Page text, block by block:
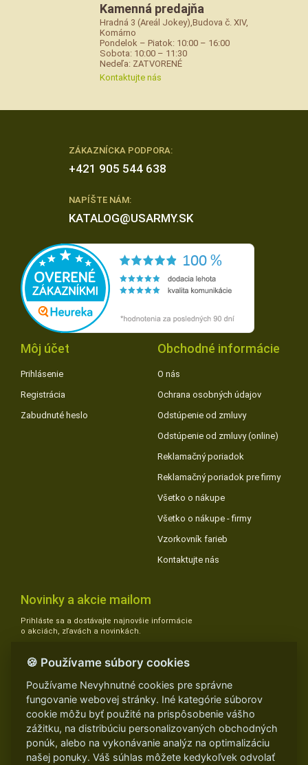
Kamenná predajňa
Hradná 3 (Areál Jokey),Budova č. XIV,
Komárno
Pondelok – Piatok: 10:00 – 16:00
Sobota: 10:00 – 11:30
Nedeľa: ZATVORENÉ
Kontaktujte nás
ZÁKAZNÍCKA PODPORA:
+421 905 544 638
NAPÍŠTE NÁM:
KATALOG@USARMY.SK
Môj účet
Prihlásenie
Registrácia
Zabudnuté heslo
Obchodné informácie
O nás
Ochrana osobných údajov
Odstúpenie od zmluvy
Odstúpenie od zmluvy (online)
Reklamačný poriadok
Reklamačný poriadok pre firmy
Všetko o nákupe
Všetko o nákupe - firmy
Vzorkovník farieb
Kontaktujte nás
Novinky a akcie mailom
Prihláste sa a dostávajte najnovšie informácie
o akciách, zľavách a novinkách.
Áno, súhlasím so zasielaním e-mailov s aktuálnymi zľavami,
akciami a novinkami na môj e-mail a prihlásením udeľujem
SPRACOVANÍM OSOBNÝCH ÚDAJOV PRE ÚČELY ZASIELANIA
OBCHODNÝCH E-MAILOVÝCH OZNÁMENÍ
🍪 Používame súbory cookies
Používame Nevyhnutné cookies pre správne
fungovanie webovej stránky. Iné kategórie súborov
cookie môžu byť použité na prispôsobenie vášho
zážitku, na distribúciu personalizovaných obchodných
ponúk, alebo na vykonávanie analýz na optimalizáciu
našej ponuky. Váš súhlas môžete kedykoľvek odvolať